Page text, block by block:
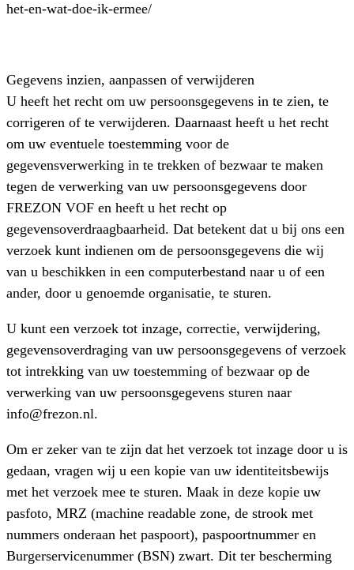
het-en-wat-doe-ik-ermee/
Gegevens inzien, aanpassen of verwijderen
U heeft het recht om uw persoonsgegevens in te zien, te
corrigeren of te verwijderen. Daarnaast heeft u het recht
om uw eventuele toestemming voor de
gegevensverwerking in te trekken of bezwaar te maken
tegen de verwerking van uw persoonsgegevens door
FREZON VOF en heeft u het recht op
gegevensoverdraagbaarheid. Dat betekent dat u bij ons een
verzoek kunt indienen om de persoonsgegevens die wij
van u beschikken in een computerbestand naar u of een
ander, door u genoemde organisatie, te sturen.
U kunt een verzoek tot inzage, correctie, verwijdering,
gegevensoverdraging van uw persoonsgegevens of verzoek
tot intrekking van uw toestemming of bezwaar op de
verwerking van uw persoonsgegevens sturen naar
info@frezon.nl.
Om er zeker van te zijn dat het verzoek tot inzage door u is
gedaan, vragen wij u een kopie van uw identiteitsbewijs
met het verzoek mee te sturen. Maak in deze kopie uw
pasfoto, MRZ (machine readable zone, de strook met
nummers onderaan het paspoort), paspoortnummer en
Burgerservicenummer (BSN) zwart. Dit ter bescherming